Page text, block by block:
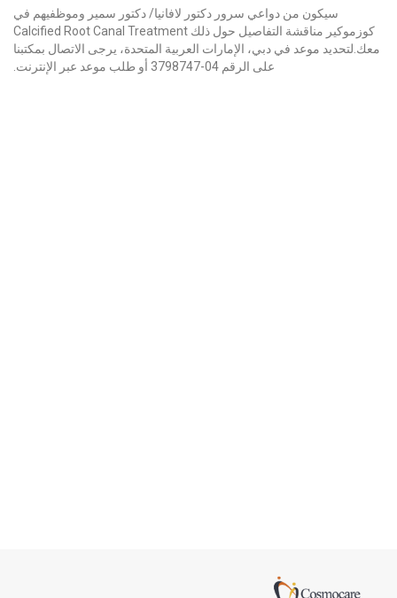
سيكون من دواعي سرور دكتور لافانيا/ دكتور سمير وموظفيهم في
كوزموكير مناقشة التفاصيل حول ذلك Calcified Root Canal Treatment
معك.لتحديد موعد في دبي، الإمارات العربية المتحدة، يرجى الاتصال بمكتبنا
على الرقم 04-3798747 أو طلب موعد عبر الإنترنت.